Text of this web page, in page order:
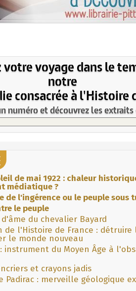
voyage dans le
notre
consacrée à l'Histoire
numéro et découvrez les
de mai 1922 : chaleur
médiatique ?
de l'ingérence ou le peuple sous
le peuple
du chevalier Bayard
de l'Histoire de France : détruire
le monde nouveau
instrument du Moyen Âge à
et crayons jadis
Padirac : merveille géologique